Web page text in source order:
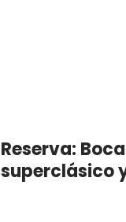
Reserva:
superclásico